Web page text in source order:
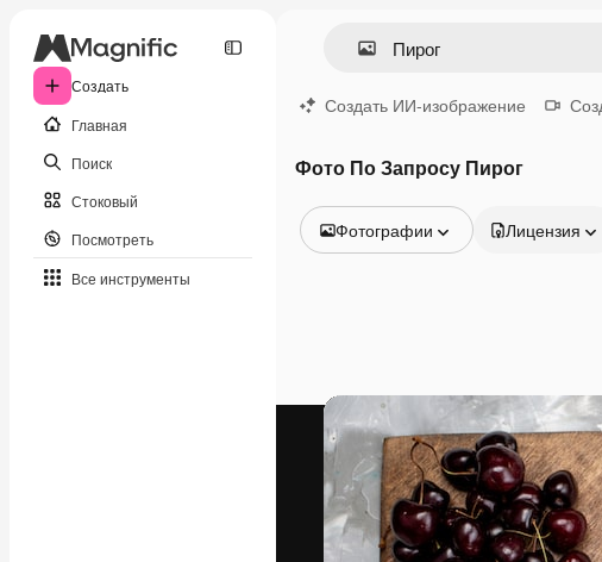
Создать
Главная
Поиск
Стоковый
Посмотреть
Все инструменты
Создать ИИ-изображение
Фото По Запросу Пирог
Фотографии
Видео
Видеоролик
Моушн-дизайн
Видеошаблоны
Иконки
3D-модели
Шрифты
Лицензия
Креативная платформа